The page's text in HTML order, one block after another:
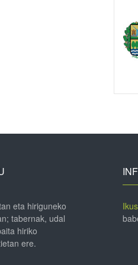
eta hiriguneko
tabernak, udal
hiriko
ere.